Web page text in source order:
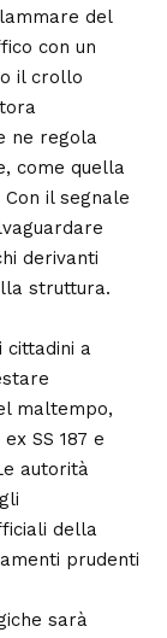
del
con un
il crollo
ne regola
come quella
il segnale
derivanti
struttura.
cittadini a
maltempo,
SS 187 e
autorità
della
prudenti
sarà